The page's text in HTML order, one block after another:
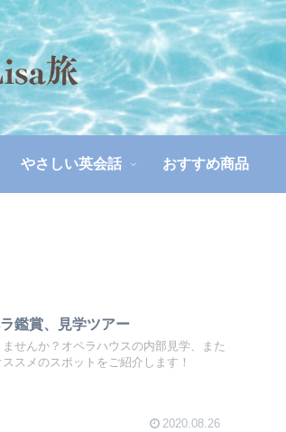
やさしい英会話 おすすめ商品
鑑賞、見学ツアー
せんか？オペラハウスの内部見学、また
スメのスポットをご紹介します！
2020.08.26